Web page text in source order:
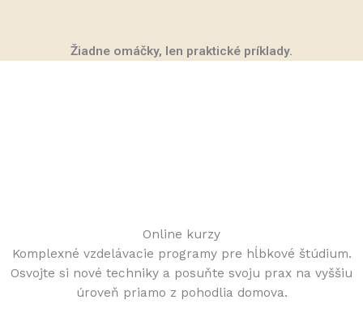
Žiadne omáčky, len praktické príklady.
Online kurzy
Komplexné vzdelávacie programy pre hĺbkové štúdium.
Osvojte si nové techniky a posuňte svoju prax na vyššiu
úroveň priamo z pohodlia domova.